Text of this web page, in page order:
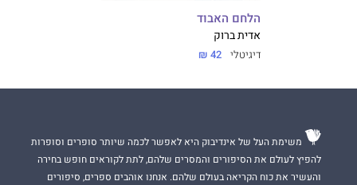
הלחם האבוד
אדית ברוק
דיגיטלי 42 ₪
משימת העל של אינדיבוק היא לאפשר לכמה שיותר סופרים וסופרות
להפיץ לעולם את הסיפורים והמסרים שלהם, לתת לקוראים חופש בחירה
והעשיר את כוח הקריאה בעולם שלהם. אנחנו אוהבים ספרים, סיפורים